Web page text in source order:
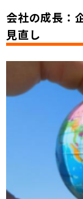
会社の成長：
見直し